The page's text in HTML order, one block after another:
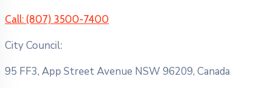
Call: (807) 3500-7400
City Council:
95 FF3, App Street Avenue NSW 96209, Canada